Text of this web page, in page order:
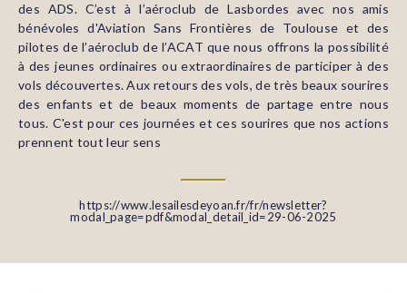
des ADS. C’est à l’aéroclub de Lasbordes avec nos amis
bénévoles d'Aviation Sans Frontières de Toulouse et des
pilotes de l’aéroclub de l’ACAT que nous offrons la possibilité
à des jeunes ordinaires ou extraordinaires de participer à des
vols découvertes. Aux retours des vols, de très beaux sourires
des enfants et de beaux moments de partage entre nous
tous. C'est pour ces journées et ces sourires que nos actions
prennent tout leur sens
https://www.lesailesdeyoan.fr/fr/newsletter?
modal_page=pdf&modal_detail_id=29-06-2025